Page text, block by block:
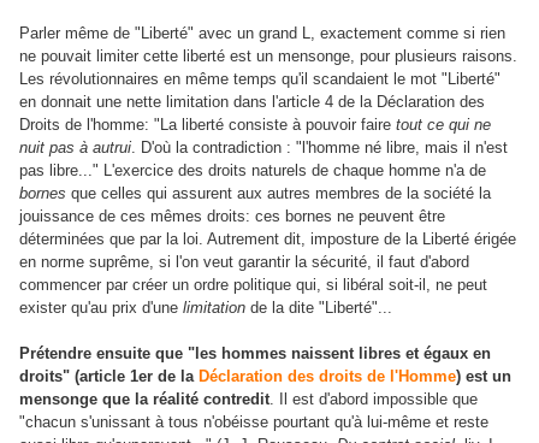
Parler même de "Liberté" avec un grand L, exactement comme si rien
ne pouvait limiter cette liberté est un mensonge, pour plusieurs raisons.
Les révolutionnaires en même temps qu'il scandaient le mot "Liberté"
en donnait une nette limitation dans l'article 4 de la Déclaration des
Droits de l'homme: "La liberté consiste à pouvoir faire tout ce qui ne
nuit pas à autrui. D'où la contradiction : "l'homme né libre, mais il n'est
pas libre..." L'exercice des droits naturels de chaque homme n'a de
bornes que celles qui assurent aux autres membres de la société la
jouissance de ces mêmes droits: ces bornes ne peuvent être
déterminées que par la loi. Autrement dit, imposture de la Liberté érigée
en norme suprême, si l'on veut garantir la sécurité, il faut d'abord
commencer par créer un ordre politique qui, si libéral soit-il, ne peut
exister qu'au prix d'une limitation de la dite "Liberté"...
Prétendre ensuite que "les hommes naissent libres et égaux en
droits" (article 1er de la Déclaration des droits de l'Homme) est un
mensonge que la réalité contredit. Il est d'abord impossible que
"chacun s'unissant à tous n'obéisse pourtant qu'à lui-même et reste